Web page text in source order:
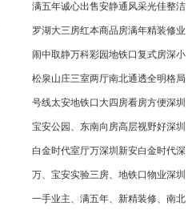
满五年诚心出售安静通风采光佳整洁
罗湖大三房红本商品房满年精装修业
闹中取静万科彩园地铁口复式房深小
松泉山庄三室两厅南北通透全明格局
号线太安地铁口大四房看房方便深圳
宝安公园、东南向房高层视野好深圳
白金时代室厅万深圳新安白金时代深
万、宝安实验三房、地铁口物业深圳
一手业主、满五年、新精装修、南北